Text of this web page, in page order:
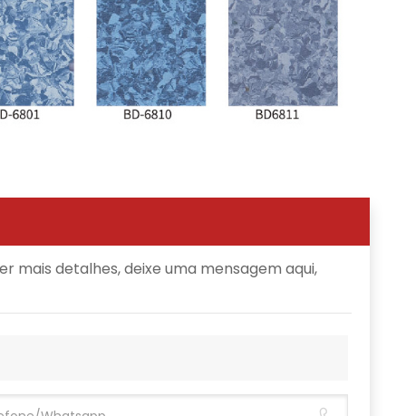
mais detalhes, deixe uma mensagem aqui,